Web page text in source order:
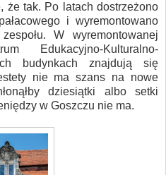
że tak. Po latach dostrzeżono
i wyremontowano
W wyremontowanej
Edukacyjno-Kulturalno-
budynkach znajdują się
nie ma szans na nowe
dziesiątki albo setki
w Goszczu nie ma.